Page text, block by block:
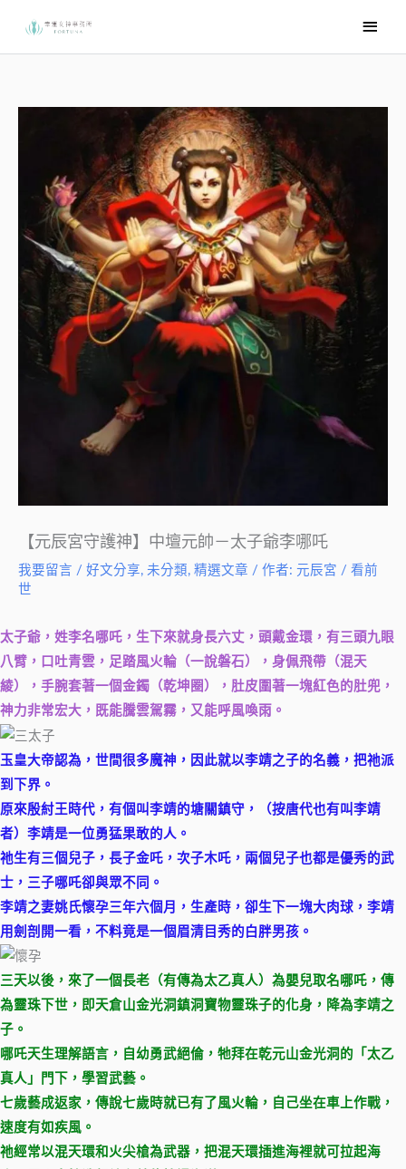
要
【元辰宮守護神】中壇元帥－太子爺李哪吒
我要留言 / 好文分享, 未分類, 精選文章 / 作者: 元辰宮 / 看前
世
太子爺，姓李名哪吒，生下來就身長六丈，頭戴金環，有三頭九眼
八臂，口吐青雲，足踏風火輪（一說磐石），身佩飛帶（混天
綾），手腕套著一個金鐲（乾坤圈），肚皮圍著一塊紅色的肚兜，
神力非常宏大，既能騰雲駕霧，又能呼風喚雨。
玉皇大帝認為，世間很多魔神，因此就以李靖之子的名義，把祂派
到下界。
原來殷紂王時代，有個叫李靖的塘關鎮守，（按唐代也有叫李靖
者）李靖是一位勇猛果敢的人。
祂生有三個兒子，長子金吒，次子木吒，兩個兒子也都是優秀的武
士，三子哪吒卻與眾不同。
李靖之妻姚氏懷孕三年六個月，生產時，卻生下一塊大肉球，李靖
用劍剖開一看，不料竟是一個眉清目秀的白胖男孩。
三天以後，來了一個長老（有傳為太乙真人）為嬰兒取名哪吒，傳
為靈珠下世，即天倉山金光洞鎮洞寶物靈珠子的化身，降為李靖之
子。
哪吒天生理解語言，自幼勇武絕倫，牠拜在乾元山金光洞的「太乙
真人」門下，學習武藝。
七歲藝成返家，傳說七歲時就已有了風火輪，自己坐在車上作戰，
速度有如疾風。
祂經常以混天環和火尖槍為武器，把混天環插進海裡就可拉起海